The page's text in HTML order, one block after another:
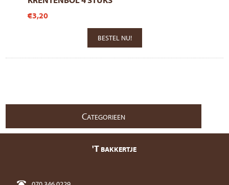
€3,20
CATEGORIEEN
'T BAKKERTJE